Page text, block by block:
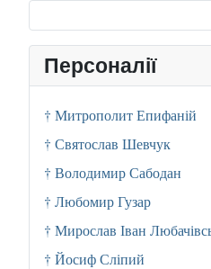
Персоналії
† Митрополит Епифаній
† Святослав Шевчук
† Володимир Сабодан
† Любомир Гузар
† Мирослав Іван
† Йосиф Сліпий